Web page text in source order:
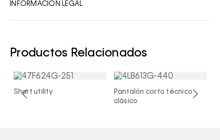
INFORMACIÓN LEGAL
Productos Relacionados
Short utility
Pantalón corto técnico
clásico